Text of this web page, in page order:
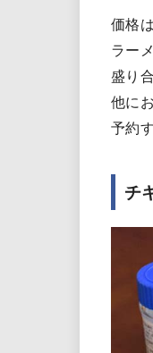
価格
ラー
盛り
他に
予約
チ